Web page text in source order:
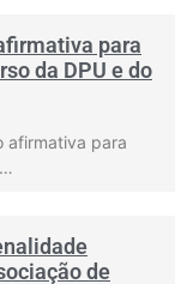
para
da DPU e do
afirmativa para
de